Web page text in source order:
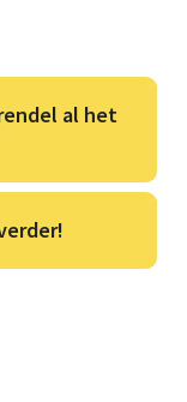
al het